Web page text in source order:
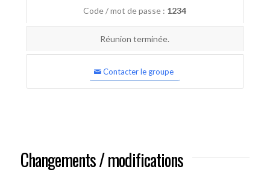
Code / mot de passe : 1234
Réunion terminée.
Contacter le groupe
Changements / modifications